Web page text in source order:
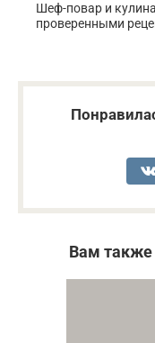
Шеф-повар и
проверенными
Вам также